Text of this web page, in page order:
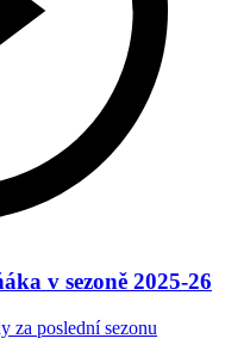
v sezoně 2025-26
za poslední sezonu